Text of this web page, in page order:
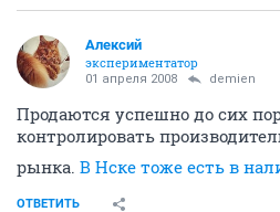
Алексий
экспериментатор
01 апреля 2008 demien
Продаются успешно до сих
контролировать
рынка. В Нске тоже есть в
ОТВЕТИТЬ